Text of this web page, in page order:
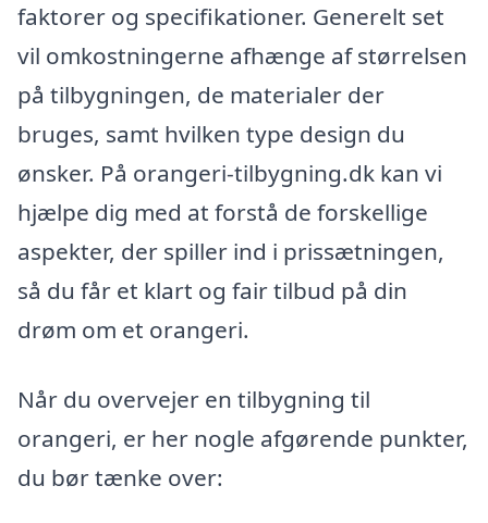
faktorer og specifikationer. Generelt set
vil omkostningerne afhænge af størrelsen
på tilbygningen, de materialer der
bruges, samt hvilken type design du
ønsker. På orangeri-tilbygning.dk kan vi
hjælpe dig med at forstå de forskellige
aspekter, der spiller ind i prissætningen,
så du får et klart og fair tilbud på din
drøm om et orangeri.
Når du overvejer en tilbygning til
orangeri, er her nogle afgørende punkter,
du bør tænke over: